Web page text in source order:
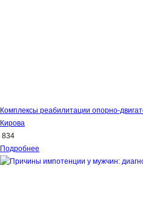
Комплексы реабилитации опорно-
Кирова
834
Подробнее